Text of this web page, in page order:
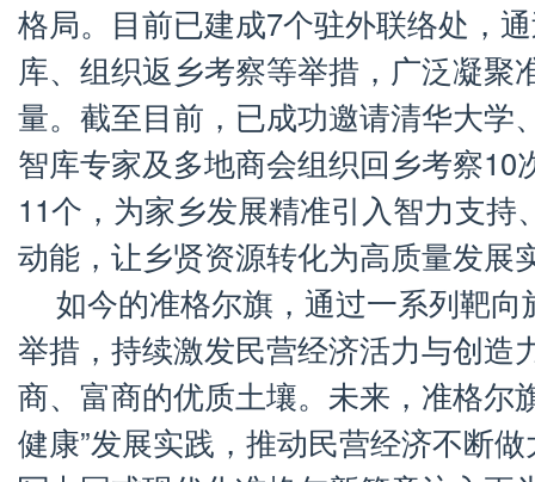
格局。目前已建成7个驻外联络处，
库、组织返乡考察等举措，广泛凝聚
量。截至目前，已成功邀请清华大学
智库专家及多地商会组织回乡考察10
11个，为家乡发展精准引入智力支持
动能，让乡贤资源转化为高质量发展
如今的准格尔旗，通过一系列靶
举措，持续激发民营经济活力与创造
商、富商的优质土壤。未来，准格尔
健康”发展实践，推动民营经济不断